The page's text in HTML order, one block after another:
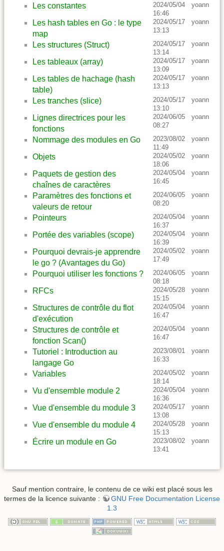
Les constantes
2024/05/04
16:46
yoann
Les hash tables en Go : le type
map
2024/05/17
13:13
yoann
Les structures (Struct)
2024/05/17
13:14
yoann
Les tableaux (array)
2024/05/17
13:09
yoann
Les tables de hachage (hash
table)
2024/05/17
13:13
yoann
Les tranches (slice)
2024/05/17
13:10
yoann
Lignes directrices pour les
fonctions
2024/06/05
08:27
yoann
Nommage des modules en Go
2023/08/02
11:49
yoann
Objets
2024/05/02
18:06
yoann
Paquets de gestion des
chaînes de caractères
2024/05/04
16:45
yoann
Paramètres des fonctions et
valeurs de retour
2024/06/05
08:20
yoann
Pointeurs
2024/05/04
16:37
yoann
Portée des variables (scope)
2024/05/04
16:39
yoann
Pourquoi devrais-je apprendre
le go ? (Avantages du Go)
2024/05/02
17:49
yoann
Pourquoi utiliser les fonctions ?
2024/06/05
08:18
yoann
RFCs
2024/05/28
15:15
yoann
Structures de contrôle du flot
d'exécution
2024/05/04
16:47
yoann
Structures de contrôle et
fonction Scan()
2024/05/04
16:47
yoann
Tutoriel : Introduction au
langage Go
2023/08/01
16:33
yoann
Variables
2024/05/02
18:14
yoann
Vu d'ensemble module 2
2024/05/04
16:36
yoann
Vue d'ensemble du module 3
2024/05/17
13:08
yoann
Vue d'ensemble du module 4
2024/05/28
15:13
yoann
Écrire un module en Go
2023/08/02
13:41
yoann
Sauf mention contraire, le contenu de ce wiki est placé sous les
termes de la licence suivante :
GNU Free Documentation License
1.3